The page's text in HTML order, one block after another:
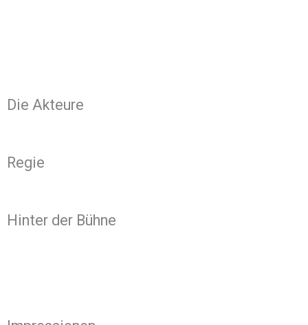
Die Akteure
Regie
Hinter der Bühne